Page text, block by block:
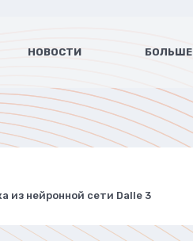
НОВОСТИ БОЛЬШЕ
из нейронной сети Dalle 3